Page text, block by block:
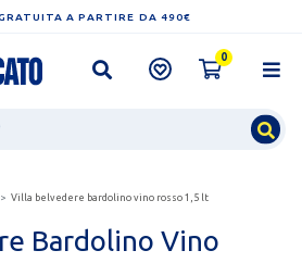
A PARTIRE DA 490€
0
Villa belvedere bardolino vino rosso 1,5 lt
Bardolino Vino